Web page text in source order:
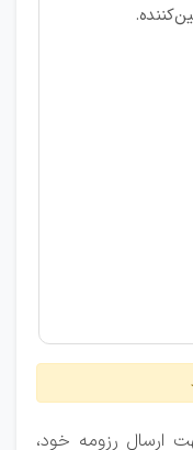
ارسال رزومه خود،